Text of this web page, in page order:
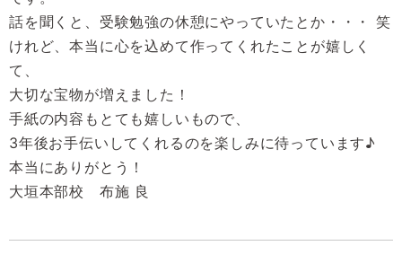
話を聞くと、受験勉強の休憩にやっていたとか・・・ 笑
けれど、本当に心を込めて作ってくれたことが嬉しく
て、
大切な宝物が増えました！
手紙の内容もとても嬉しいもので、
3年後お手伝いしてくれるのを楽しみに待っています♪
本当にありがとう！
大垣本部校 布施 良